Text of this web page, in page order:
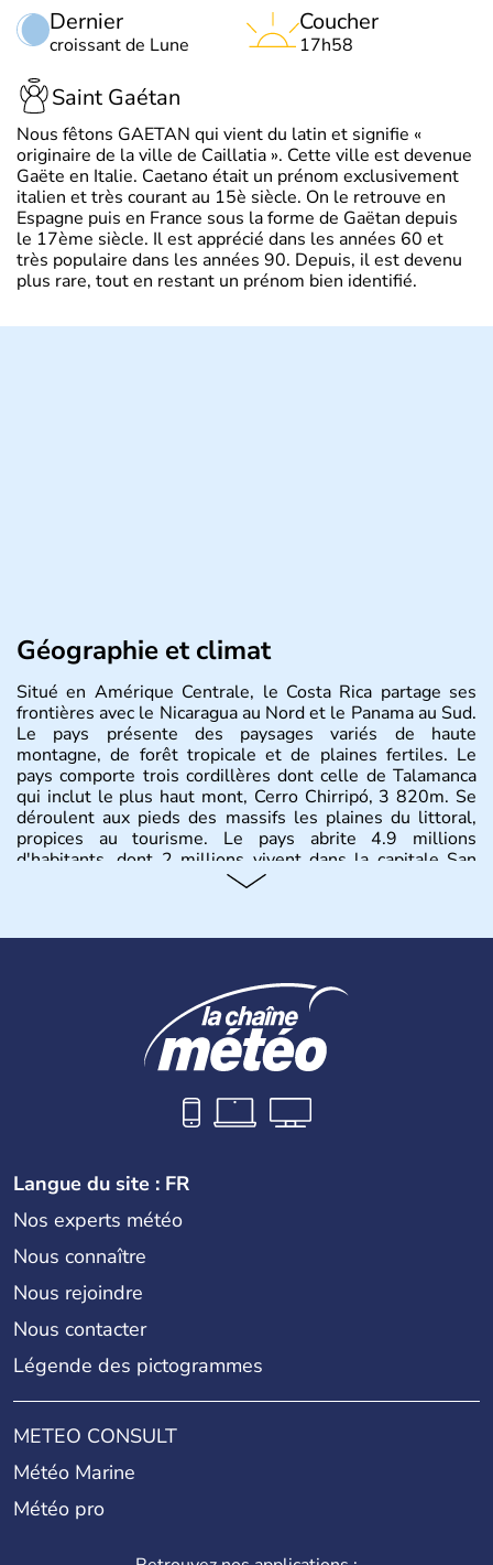
Dernier
croissant de Lune
Coucher
17h58
Saint Gaétan
Nous fêtons GAETAN qui vient du latin et signifie «
originaire de la ville de Caillatia ». Cette ville est devenue
Gaëte en Italie. Caetano était un prénom exclusivement
italien et très courant au 15è siècle. On le retrouve en
Espagne puis en France sous la forme de Gaëtan depuis
le 17ème siècle. Il est apprécié dans les années 60 et
très populaire dans les années 90. Depuis, il est devenu
plus rare, tout en restant un prénom bien identifié.
Géographie et climat
Situé en Amérique Centrale, le Costa Rica partage ses
frontières avec le Nicaragua au Nord et le Panama au Sud.
Le pays présente des paysages variés de haute
montagne, de forêt tropicale et de plaines fertiles. Le
pays comporte trois cordillères dont celle de Talamanca
qui inclut le plus haut mont, Cerro Chirripó, 3 820m. Se
déroulent aux pieds des massifs les plaines du littoral,
propices au tourisme. Le pays abrite 4.9 millions
d'habitants, dont 2 millions vivent dans la capitale San
Langue du site : FR
Nos experts météo
Nous connaître
Nous rejoindre
Nous contacter
Légende des pictogrammes
METEO CONSULT
Météo Marine
Météo pro